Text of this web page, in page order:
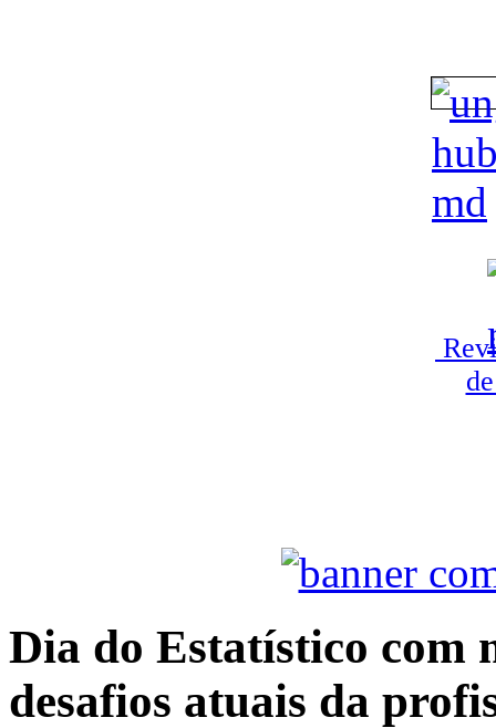
Dia do Estatístico com
desafios atuais da